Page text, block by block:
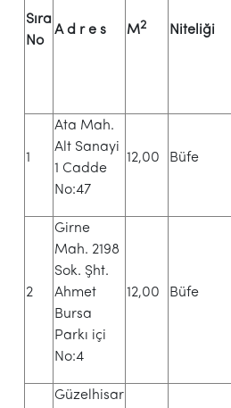
Sıra
No
A d r e s M2 Niteliği
1
Ata Mah.
Alt Sanayi
1 Cadde
No:47
12,00 Büfe
2
Girne
Mah. 2198
Sok. Şht.
Ahmet
Bursa
Parkı içi
No:4
12,00 Büfe
Güzelhisar